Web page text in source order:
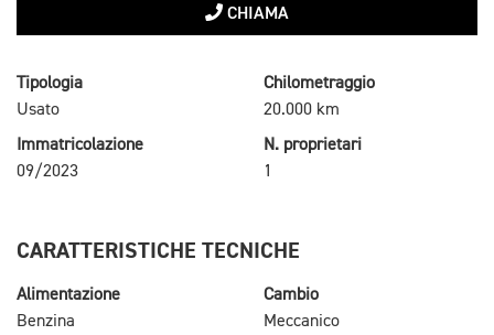
CHIAMA
Tipologia
Usato
Chilometraggio
20.000 km
Immatricolazione
09/2023
N. proprietari
1
CARATTERISTICHE TECNICHE
Alimentazione
Benzina
Cambio
Meccanico